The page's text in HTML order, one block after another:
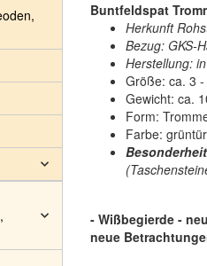
Buntfeldspat
Herkunft
Bezug: GKS-
Herstellung:
Größe: ca. 3
Gewicht: ca.
Form:
Farbe:
- Wißbegierde -
neue